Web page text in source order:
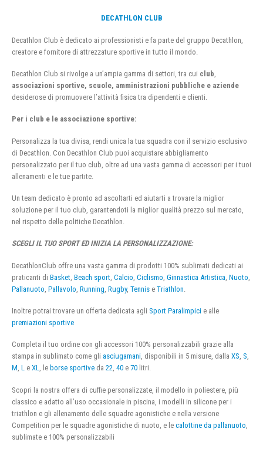
DECATHLON CLUB
Decathlon Club è dedicato ai professionisti e fa parte del gruppo Decathlon,
creatore e fornitore di attrezzature sportive in tutto il mondo.
Decathlon Club si rivolge a un’ampia gamma di settori, tra cui club
associazioni sportive, scuole, amministrazioni pubbliche e aziende
desiderose di promuovere l’attività fisica tra dipendenti e clienti.
Per i club e le associazione sportive:
Personalizza la tua divisa, rendi unica la tua squadra con il servizio esclusivo
di Decathlon. Con Decathlon Club puoi acquistare abbigliamento
personalizzato per il tuo club, oltre ad una vasta gamma di accessori per i tuoi
allenamenti e le tue partite.
Un team dedicato è pronto ad ascoltarti ed aiutarti a trovare la miglior
soluzione per il tuo club, garantendoti la miglior qualità prezzo sul mercato,
nel rispetto delle politiche Decathlon.
SCEGLI IL TUO SPORT ED INIZIA LA PERSONALIZZAZIONE:
DecathlonClub offre una vasta gamma di prodotti 100% sublimati dedicati ai
praticanti di Basket Beach sport Calcio Ciclismo Ginnastica Artistica Nuoto
Pallanuoto Pallavolo Running Rugby, Tennis e Triathlon
Inoltre potrai trovare un offerta dedicata agli Sport Paralimpici e alle
premiazioni sportive
Completa il tuo ordine con gli accessori 100% personalizzabili grazie alla
stampa in sublimato come gli asciugamani, disponibili in 5 misure, dalla XS, S,
M, L e XL, le borse sportive da 22, 40 e 70 litri.
Scopri la nostra offera di cuffie personalizzate, il modello in poliestere, più
classico e adatto all’uso occasionale in piscina, i modelli in silicone per i
triathlon e gli allenamento delle squadre agonistiche e nella versione
Competition per le squadre agonistiche di nuoto, e le calottine da pallanuoto
sublimate e 100% personalizzabili